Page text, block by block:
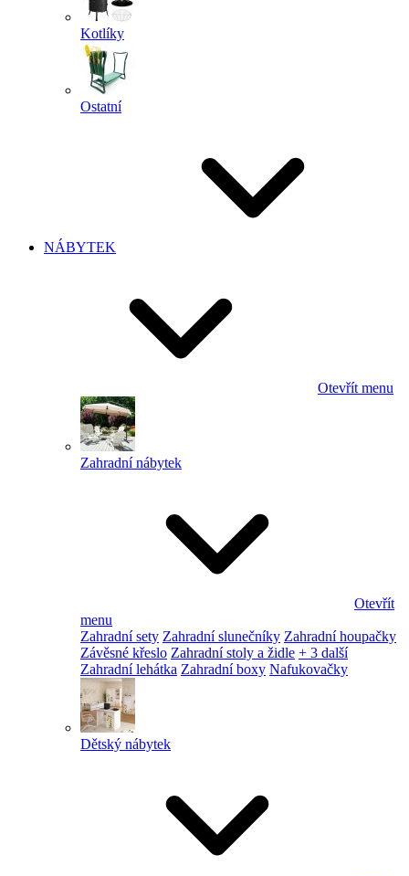
Kotlíky
Ostatní
NÁBYTEK
Otevřít menu
Zahradní nábytek
Otevřít
menu
Zahradní sety Zahradní slunečníky Zahradní houpačky
Závěsné křeslo Zahradní stoly a židle + 3 další
Zahradní lehátka Zahradní boxy Nafukovačky
Dětský nábytek